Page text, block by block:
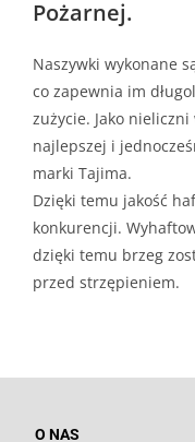
Pożarnej.
Naszywki wykonane
co zapewnia im
zużycie. Jako
najlepszej i
marki Tajima.
Dzięki temu jakość
konkurencji.
dzięki temu brzeg
przed strzępieniem.
O NAS